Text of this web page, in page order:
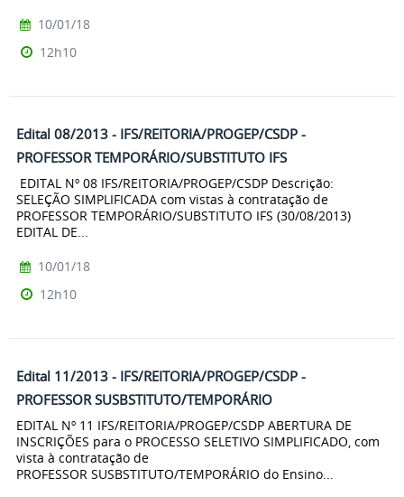
10/01/18
12h10
Edital 08/2013 - IFS/REITORIA/PROGEP/CSDP -
PROFESSOR TEMPORÁRIO/SUBSTITUTO IFS
EDITAL Nº 08 IFS/REITORIA/PROGEP/CSDP Descrição:
SELEÇÃO SIMPLIFICADA com vistas à contratação de
PROFESSOR TEMPORÁRIO/SUBSTITUTO IFS (30/08/2013)
EDITAL DE...
10/01/18
12h10
Edital 11/2013 - IFS/REITORIA/PROGEP/CSDP -
PROFESSOR SUSBSTITUTO/TEMPORÁRIO
EDITAL Nº 11 IFS/REITORIA/PROGEP/CSDP ABERTURA DE
INSCRIÇÕES para o PROCESSO SELETIVO SIMPLIFICADO, com
vista à contratação de
PROFESSOR SUSBSTITUTO/TEMPORÁRIO do Ensino...